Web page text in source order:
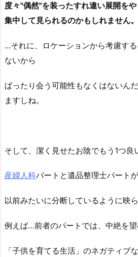
度々"偶然"を装ったすれ違い展開を
集中して見られるのかもしれません。
…それに、ロケーションから考慮す
ないから
ばったり会う可能性もなくはないん
ますしね。
そして、潔く見せたお陰でもう1つ良
産婦人科パートと遺品整理士パートが
以前みたいに分断しているように映
例えば…前者のパートでは、中絶を
「子供を育てる生活」のネガティブ